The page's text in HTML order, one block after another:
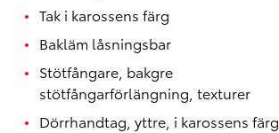
Tak i karossens färg
Bakläm låsningsbar
Stötfångare, bakgre
stötfångarförlängning, texturer
Dörrhandtag, yttre, i karossens färg